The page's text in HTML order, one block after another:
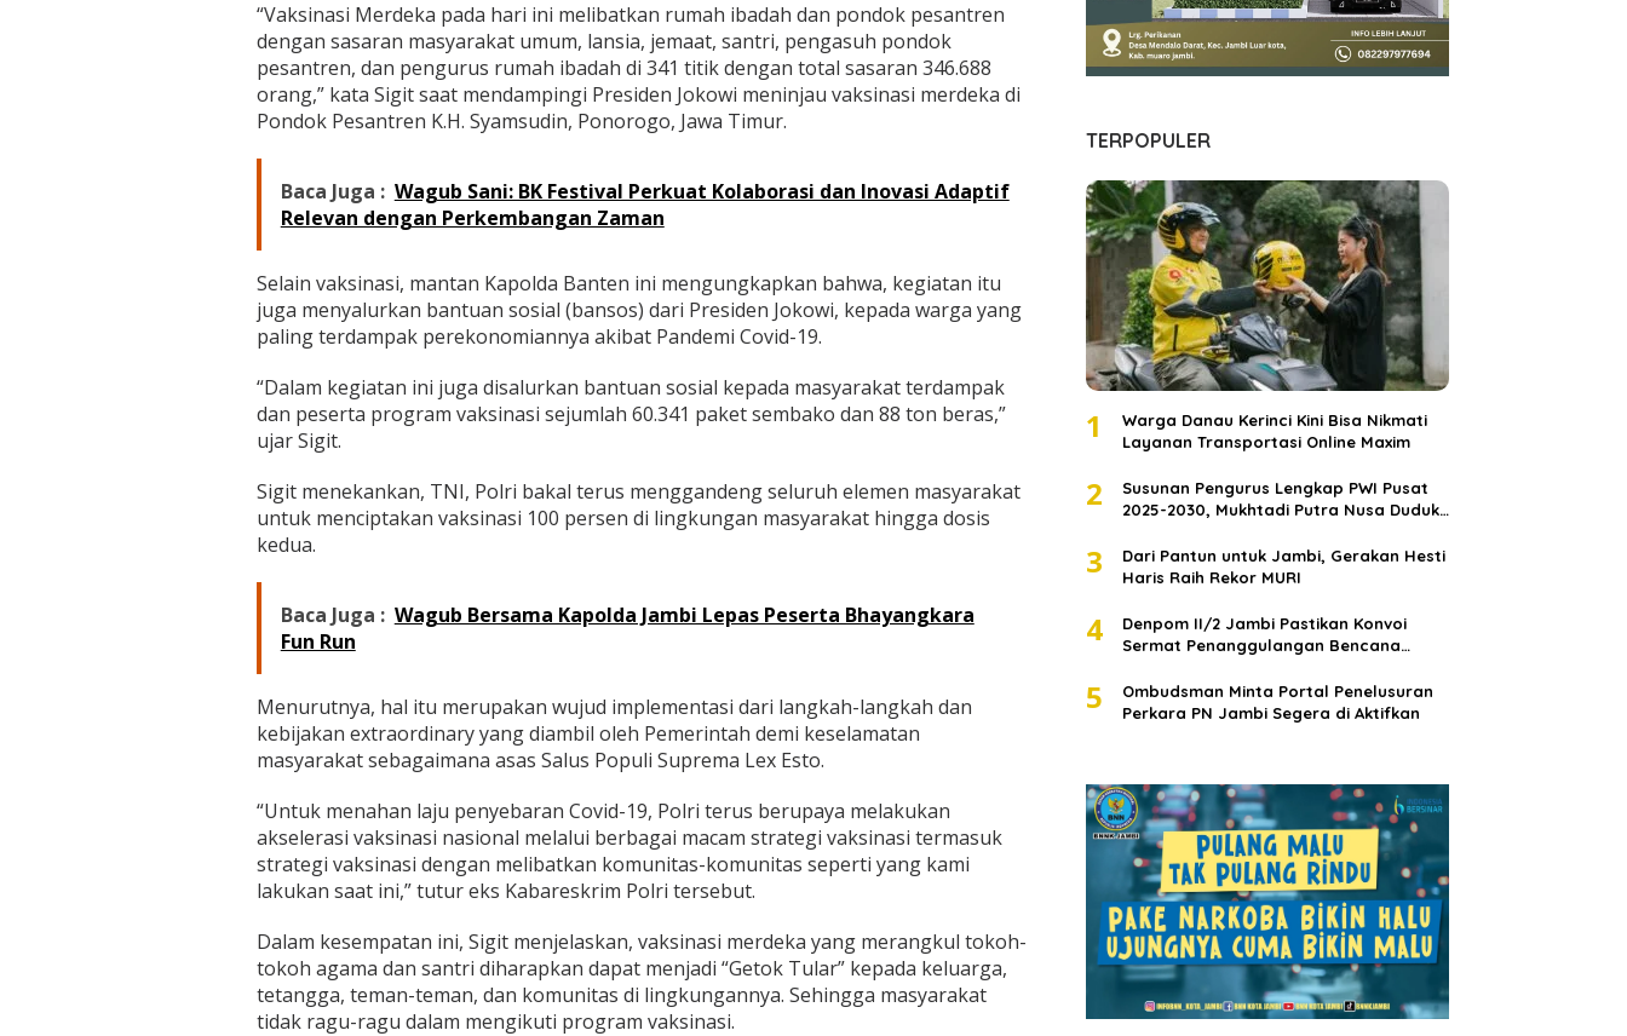
a
s
M
e
r
k
a
d
P
o
n
p
s
d
a
e
m
b
a
h
S
e
n
d
o
n
i
a
“Vaksinasi Merdeka pada hari ini melibatkan rumah ibadah dan pondok pesantren
dengan sasaran masyarakat umum, lansia, jemaat, santri, pengasuh pondok
pesantren, dan pengurus rumah ibadah di 341 titik dengan total sasaran 346.688
orang,” kata Sigit saat mendampingi Presiden Jokowi meninjau vaksinasi merdeka di
Pondok Pesantren K.H. Syamsudin, Ponorogo, Jawa Timur.
Baca Juga : Wagub Sani: BK Festival Perkuat Kolaborasi dan Inovasi Adaptif
Relevan dengan Perkembangan Zaman
Selain vaksinasi, mantan Kapolda Banten ini mengungkapkan bahwa, kegiatan itu
juga menyalurkan bantuan sosial (bansos) dari Presiden Jokowi, kepada warga yang
paling terdampak perekonomiannya akibat Pandemi Covid-19.
“Dalam kegiatan ini juga disalurkan bantuan sosial kepada masyarakat terdampak
dan peserta program vaksinasi sejumlah 60.341 paket sembako dan 88 ton beras,”
ujar Sigit.
Sigit menekankan, TNI, Polri bakal terus menggandeng seluruh elemen masyarakat
untuk menciptakan vaksinasi 100 persen di lingkungan masyarakat hingga dosis
kedua.
Baca Juga : Wagub Bersama Kapolda Jambi Lepas Peserta Bhayangkara
Fun Run
Menurutnya, hal itu merupakan wujud implementasi dari langkah-langkah dan
kebijakan extraordinary yang diambil oleh Pemerintah demi keselamatan
masyarakat sebagaimana asas Salus Populi Suprema Lex Esto.
“Untuk menahan laju penyebaran Covid-19, Polri terus berupaya melakukan
akselerasi vaksinasi nasional melalui berbagai macam strategi vaksinasi termasuk
strategi vaksinasi dengan melibatkan komunitas-komunitas seperti yang kami
lakukan saat ini,” tutur eks Kabareskrim Polri tersebut.
Dalam kesempatan ini, Sigit menjelaskan, vaksinasi merdeka yang merangkul tokoh-
tokoh agama dan santri diharapkan dapat menjadi “Getok Tular” kepada keluarga,
tetangga, teman-teman, dan komunitas di lingkungannya. Sehingga masyarakat
tidak ragu-ragu dalam mengikuti program vaksinasi.
TERPOPULER
1
Warga Danau Kerinci Kini Bisa Nikmati
Layanan Transportasi Online Maxim
2
Susunan Pengurus Lengkap PWI Pusat
2025-2030, Mukhtadi Putra Nusa Duduki
3
Dari Pantun untuk Jambi, Gerakan Hesti
Haris Raih Rekor MURI
4
Denpom II/2 Jambi Pastikan Konvoi
Sermat Penanggulangan Bencana
5
Ombudsman Minta Portal Penelusuran
Perkara PN Jambi Segera di Aktifkan